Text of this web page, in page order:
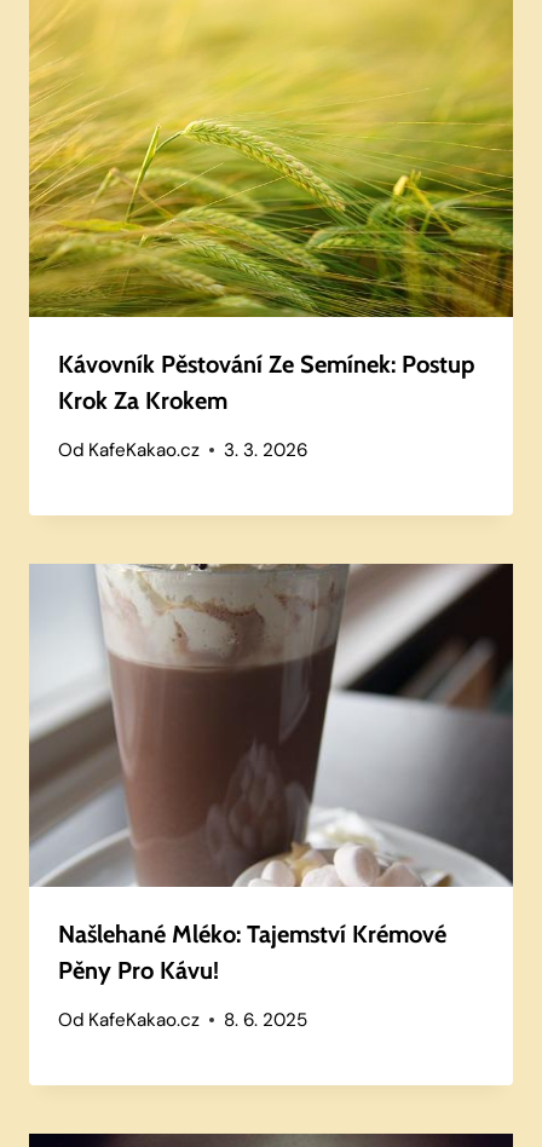
Kávovník Pěstování Ze Semínek: Postup
Krok Za Krokem
Od KafeKakao.cz 3. 3. 2026
Našlehané Mléko: Tajemství Krémové
Pěny Pro Kávu!
Od KafeKakao.cz 8. 6. 2025